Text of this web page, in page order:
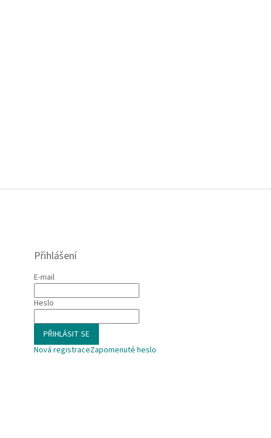
Přihlášení
E-mail
Heslo
PŘIHLÁSIT SE
Nová registraceZapomenuté heslo